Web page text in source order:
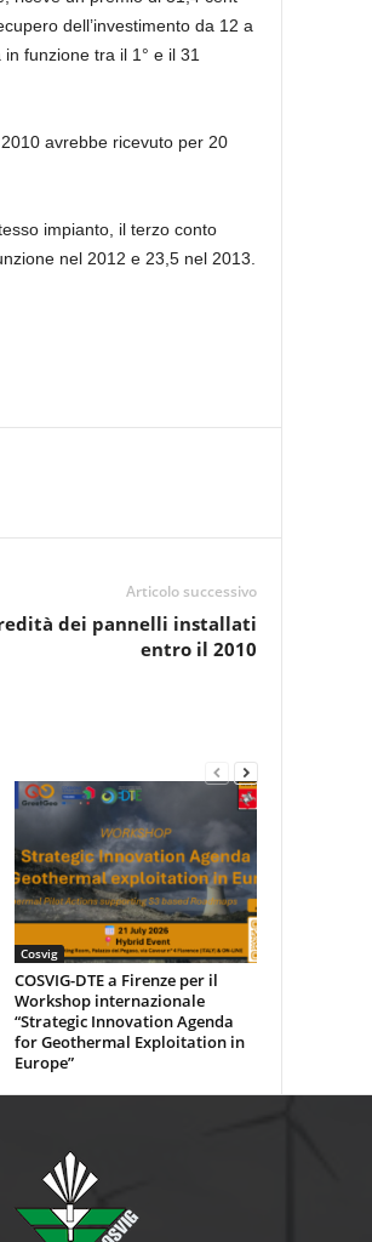
dell’investimento da 12 a
funzione tra il 1° e il 31
avrebbe ricevuto per 20
impianto, il terzo conto
nel 2012 e 23,5 nel 2013.
Articolo successivo
dei pannelli installati
entro il 2010
Cosvig
COSVIG-DTE a Firenze per il
Workshop internazionale
“Strategic Innovation Agenda
for Geothermal Exploitation in
Europe”